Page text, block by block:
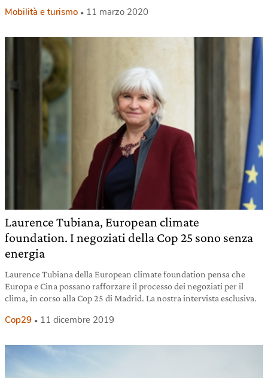
Mobilità e turismo 11 marzo 2020
Laurence Tubiana, European climate
foundation. I negoziati della Cop 25 sono senza
energia
Laurence Tubiana della European climate foundation pensa che
Europa e Cina possano rafforzare il processo dei negoziati per il
clima, in corso alla Cop 25 di Madrid. La nostra intervista esclusiva.
Cop29 11 dicembre 2019